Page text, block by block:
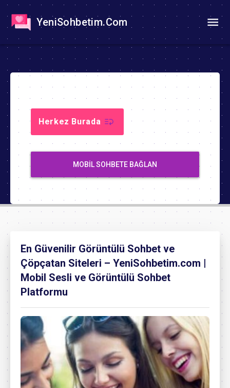
YeniSohbetim.Com
Herkez Burada
MOBIL SOHBETE BAĞLAN
En Güvenilir Görüntülü Sohbet ve
Çöpçatan Siteleri – YeniSohbetim.com |
Mobil Sesli ve Görüntülü Sohbet
Platformu